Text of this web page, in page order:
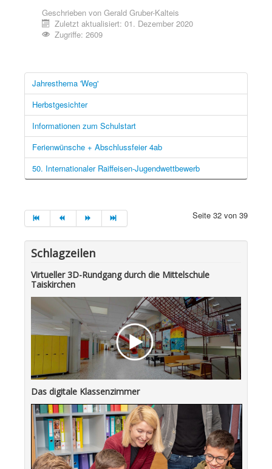
Geschrieben von Gerald Gruber-Kalteis
Zuletzt aktualisiert: 01. Dezember 2020
Zugriffe: 2609
Jahresthema 'Weg'
Herbstgesichter
Informationen zum Schulstart
Ferienwünsche + Abschlussfeier 4ab
50. Internationaler Raiffeisen-Jugendwettbewerb
Seite 32 von 39
Schlagzeilen
Virtueller 3D-Rundgang durch die Mittelschule
Taiskirchen
Das digitale Klassenzimmer